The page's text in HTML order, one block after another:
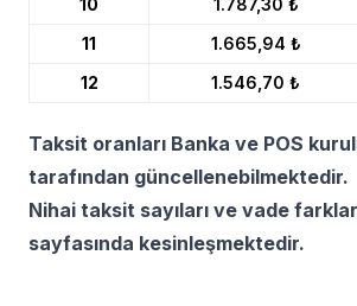
10
1.787,30 ₺
11
1.665,94 ₺
12
1.546,70 ₺
Taksit oranları Banka ve POS
tarafından güncellenebilmektedir.
Nihai taksit sayıları ve vade
sayfasında kesinleşmektedir.